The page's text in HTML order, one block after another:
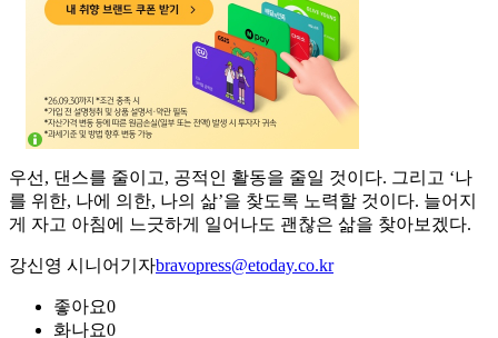
우선, 댄스를 줄이고, 공적인 활동을 줄일 것이다. 그리고 ‘나
를 위한, 나에 의한, 나의 삶’을 찾도록 노력할 것이다. 늘어지
게 자고 아침에 느긋하게 일어나도 괜찮은 삶을 찾아보겠다.
강신영 시니어기자bravopress@etoday.co.kr
좋아요0
화나요0